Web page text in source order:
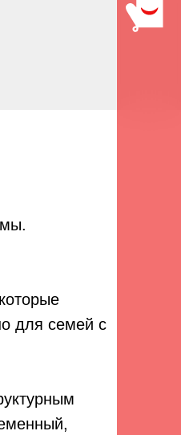
для семей с